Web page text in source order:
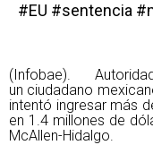
#EU #sentencia
(Infobae).
un ciudadano
intentó ingresar más
en 1.4 millones de
McAllen-Hidalgo.